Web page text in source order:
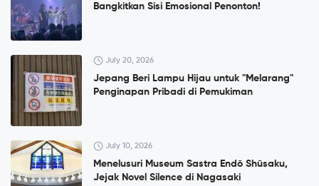
Bangkitkan Sisi Emosional Penonton!
July 20, 2026
Jepang Beri Lampu Hijau untuk "Melarang"
Penginapan Pribadi di Pemukiman
July 10, 2026
Menelusuri Museum Sastra Endō Shūsaku,
Jejak Novel Silence di Nagasaki